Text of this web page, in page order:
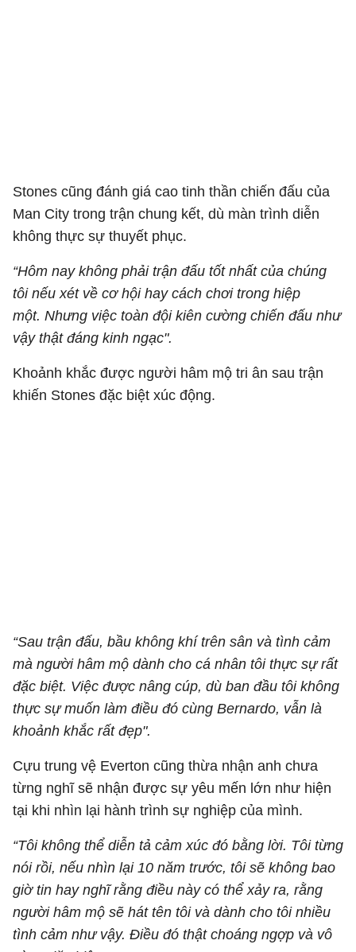
Stones cũng đánh giá cao tinh thần chiến đấu của
Man City trong trận chung kết, dù màn trình diễn
không thực sự thuyết phục.
“Hôm nay không phải trận đấu tốt nhất của chúng
tôi nếu xét về cơ hội hay cách chơi trong hiệp
một. Nhưng việc toàn đội kiên cường chiến đấu như
vậy thật đáng kinh ngạc".
Khoảnh khắc được người hâm mộ tri ân sau trận
khiến Stones đặc biệt xúc động.
“Sau trận đấu, bầu không khí trên sân và tình cảm
mà người hâm mộ dành cho cá nhân tôi thực sự rất
đặc biệt. Việc được nâng cúp, dù ban đầu tôi không
thực sự muốn làm điều đó cùng Bernardo, vẫn là
khoảnh khắc rất đẹp".
Cựu trung vệ Everton cũng thừa nhận anh chưa
từng nghĩ sẽ nhận được sự yêu mến lớn như hiện
tại khi nhìn lại hành trình sự nghiệp của mình.
“Tôi không thể diễn tả cảm xúc đó bằng lời. Tôi từng
nói rồi, nếu nhìn lại 10 năm trước, tôi sẽ không bao
giờ tin hay nghĩ rằng điều này có thể xảy ra, rằng
người hâm mộ sẽ hát tên tôi và dành cho tôi nhiều
tình cảm như vậy. Điều đó thật choáng ngợp và vô